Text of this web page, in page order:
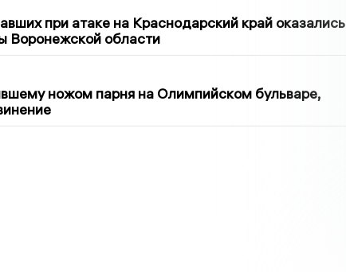
при атаке на Краснодарский край оказались
Воронежской области
ножом парня на Олимпийском бульваре,